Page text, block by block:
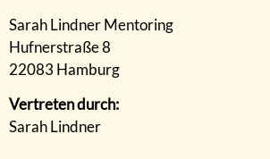
Sarah Lindner Mentoring
Hufnerstraße 8
22083 Hamburg
Vertreten durch:
Sarah Lindner